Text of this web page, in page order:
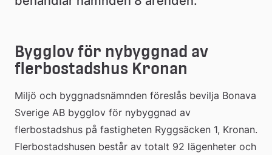
Bygglov för nybyggnad av
flerbostadshus Kronan
Miljö och byggnadsnämnden föreslås bevilja Bonava
Sverige AB bygglov för nybyggnad av
flerbostadshus på fastigheten Ryggsäcken 1, Kronan.
Flerbostadshusen består av totalt 92 lägenheter och